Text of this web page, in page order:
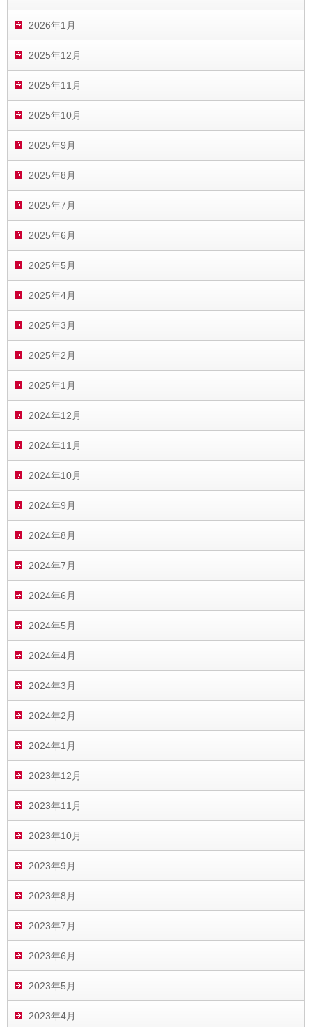
2026年1月
2025年12月
2025年11月
2025年10月
2025年9月
2025年8月
2025年7月
2025年6月
2025年5月
2025年4月
2025年3月
2025年2月
2025年1月
2024年12月
2024年11月
2024年10月
2024年9月
2024年8月
2024年7月
2024年6月
2024年5月
2024年4月
2024年3月
2024年2月
2024年1月
2023年12月
2023年11月
2023年10月
2023年9月
2023年8月
2023年7月
2023年6月
2023年5月
2023年4月